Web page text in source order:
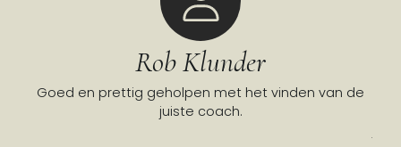
Rob Klunder
Goed en prettig geholpen met het vinden van de
juiste coach.